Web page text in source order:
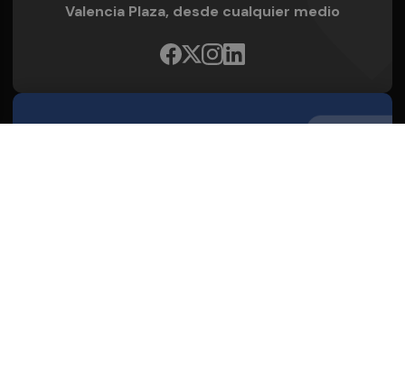
Valencia Plaza, desde cualquier medio
Quienes Somos